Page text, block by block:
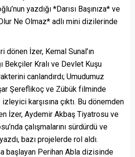
yazdığı *Darısı Başınıza* ve
Ne Olmaz* adlı mini dizilerinde
dönen İzer, Kemal Sunal’ın
Bekçiler Kralı ve Devlet Kuşu
canlandırdı; Umudumuz
Şereflikoç ve Zübük filminde
karşısına çıktı. Bu dönemden
İzer, Aydemir Akbaş Tiyatrosu ve
çalışmalarını sürdürdü ve
bazı projelerde rol aldı.
başlayan Perihan Abla dizisinde